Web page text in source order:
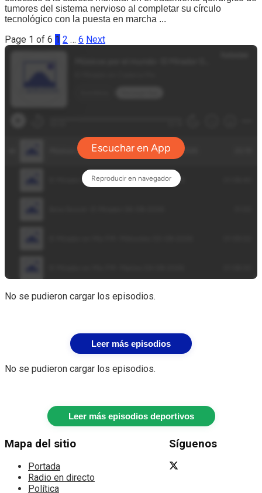
tumores del sistema nervioso al completar su círculo
tecnológico con la puesta en marcha ...
Page 1 of 6 1 2 … 6 Next
No se pudieron cargar los episodios.
Leer más episodios
No se pudieron cargar los episodios.
Leer más episodios deportivos
Mapa del sitio
Portada
Radio en directo
Política
Síguenos